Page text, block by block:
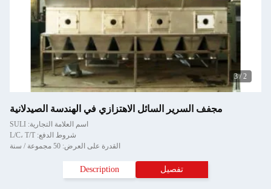
مجفف السرير السائل الاهتزازي في الهندسة الصيدلانية
اسم العلامة التجارية: SULI
شروط الدفع: L/C، T/T
القدرة على العرض: 50 مجموعة / سنة
تفصيل Description